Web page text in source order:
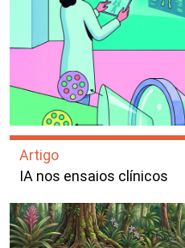
Artigo
IA nos ensaios clínicos